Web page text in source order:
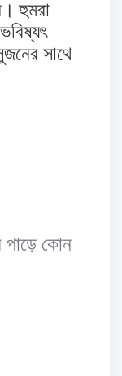
হুমরা
সাথে
পাড়ে কোন